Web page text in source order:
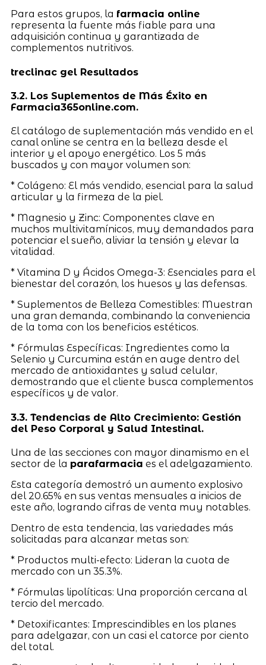
Para estos grupos, la farmacia online
representa la fuente más fiable para una
adquisición continua y garantizada de
complementos nutritivos.
treclinac gel Resultados
3.2. Los Suplementos de Más Éxito en
Farmacia365online.com.
El catálogo de suplementación más vendido en el
canal online se centra en la belleza desde el
interior y el apoyo energético. Los 5 más
buscados y con mayor volumen son:
* Colágeno: El más vendido, esencial para la salud
articular y la firmeza de la piel.
* Magnesio y Zinc: Componentes clave en
muchos multivitamínicos, muy demandados para
potenciar el sueño, aliviar la tensión y elevar la
vitalidad.
* Vitamina D y Ácidos Omega-3: Esenciales para el
bienestar del corazón, los huesos y las defensas.
* Suplementos de Belleza Comestibles: Muestran
una gran demanda, combinando la conveniencia
de la toma con los beneficios estéticos.
* Fórmulas Específicas: Ingredientes como la
Selenio y Curcumina están en auge dentro del
mercado de antioxidantes y salud celular,
demostrando que el cliente busca complementos
específicos y de valor.
3.3. Tendencias de Alto Crecimiento: Gestión
del Peso Corporal y Salud Intestinal.
Una de las secciones con mayor dinamismo en el
sector de la parafarmacia es el adelgazamiento.
Esta categoría demostró un aumento explosivo
del 20.65% en sus ventas mensuales a inicios de
este año, logrando cifras de venta muy notables.
Dentro de esta tendencia, las variedades más
solicitadas para alcanzar metas son:
* Productos multi-efecto: Lideran la cuota de
mercado con un 35.3%.
* Fórmulas lipolíticas: Una proporción cercana al
tercio del mercado.
* Detoxificantes: Imprescindibles en los planes
para adelgazar, con un casi el catorce por ciento
del total.